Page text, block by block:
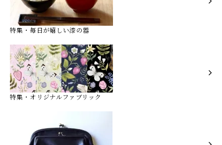
特集・毎日が嬉しい漆の器
特集・オリジナルファブリック